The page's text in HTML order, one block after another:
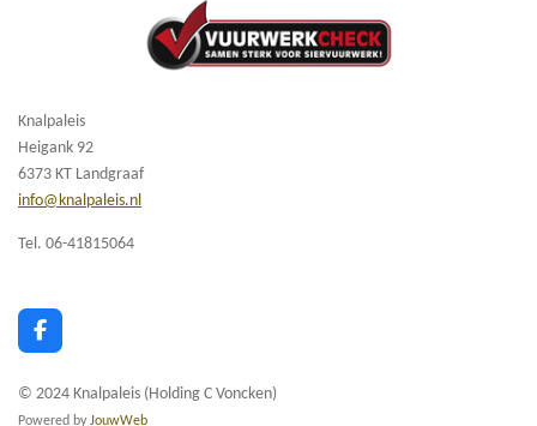
Knalpaleis
Heigank 92
6373 KT Landgraaf
info@knalpaleis.nl
Tel. 06-41815064
F
a
e
b
© 2024 Knalpaleis (Holding C Voncken)
Powered by JouwWeb